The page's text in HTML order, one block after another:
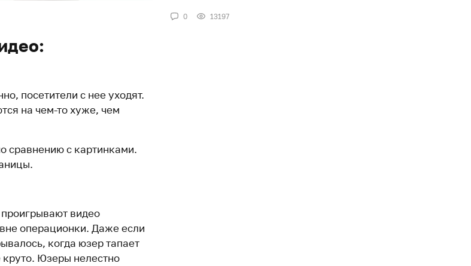
посетители с нее уходят.
на чем-то хуже, чем
сравнению с картинками.
видео
операционки. Даже если
когда юзер тапает
круто. Юзеры нелестно
0 13197